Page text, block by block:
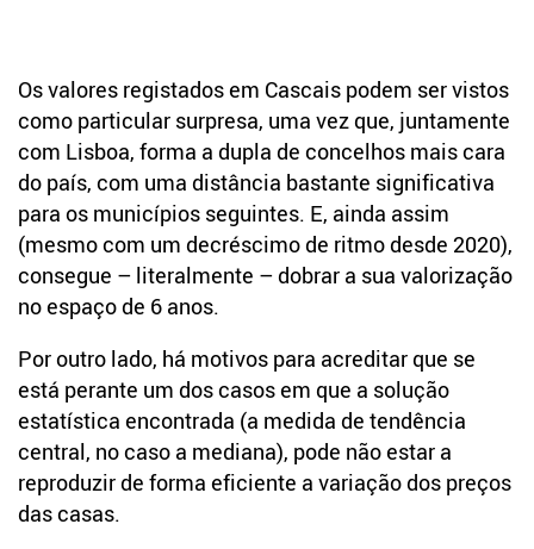
Os valores registados em Cascais podem ser vistos
como particular surpresa, uma vez que, juntamente
com Lisboa, forma a dupla de concelhos mais cara
do país, com uma distância bastante significativa
para os municípios seguintes. E, ainda assim
(mesmo com um decréscimo de ritmo desde 2020),
consegue – literalmente – dobrar a sua valorização
no espaço de 6 anos.
Por outro lado, há motivos para acreditar que se
está perante um dos casos em que a solução
estatística encontrada (a medida de tendência
central, no caso a mediana), pode não estar a
reproduzir de forma eficiente a variação dos preços
das casas.